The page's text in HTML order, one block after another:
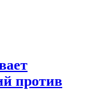
против